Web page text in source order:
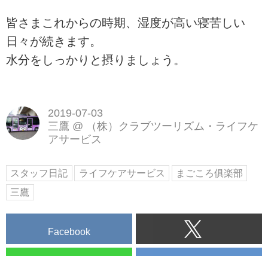
皆さまこれからの時期、湿度が高い寝苦しい
日々が続きます。
水分をしっかりと摂りましょう。
2019-07-03
三鷹 @
（株）クラブツーリズム・ライフケ
アサービス
スタッフ日記 ライフケアサービス
まごころ俱楽部
三鷹
Facebook